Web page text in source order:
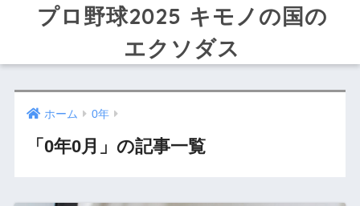
プロ野球2025 キモノの国の
エクソダス
ホーム 0年
「0年0月」の記事一覧